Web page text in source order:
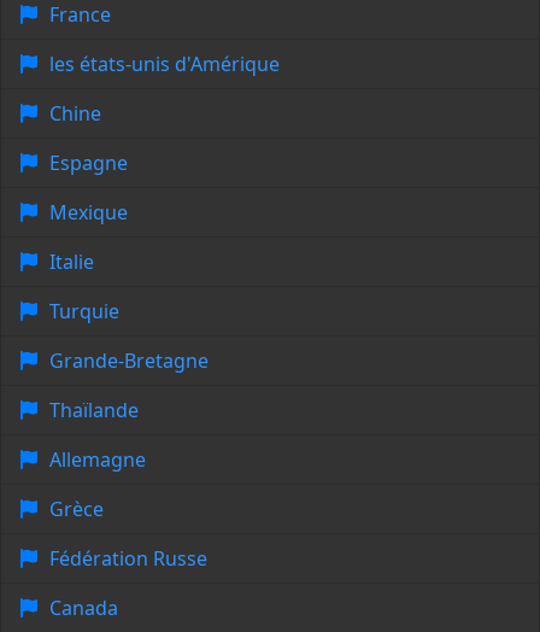
France
les états-unis d'Amérique
Chine
Espagne
Mexique
Italie
Turquie
Grande-Bretagne
Thaïlande
Allemagne
Grèce
Fédération Russe
Canada